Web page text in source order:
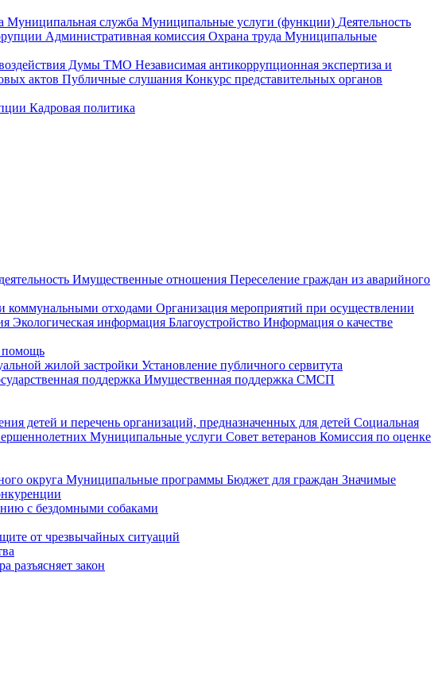
Муниципальная служба Муниципальные услуги (функции) Деятельность
Административная комиссия Охрана труда Муниципальные
Думы ТМО Независимая антикоррупционная экспертиза и
актов Публичные слушания Конкурс представительных органов
Кадровая политика
Имущественные отношения Переселение граждан из аварийного
коммунальными отходами Организация мероприятий при осуществлении
Экологическая информация Благоустройство Информация о качестве
помощь
жилой застройки Установление публичного сервитута
поддержка Имущественная поддержка СМСП
детей и перечень организаций, предназначенных для детей Социальная
Муниципальные услуги Совет ветеранов Комиссия по оценке
округа Муниципальные программы Бюджет для граждан Значимые
с бездомными собаками
от чрезвычайных ситуаций
разъясняет закон